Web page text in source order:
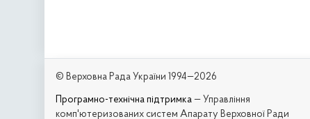
© Верховна Рада України 1994—2026
Програмно-технічна підтримка — Управління
комп'ютеризованих систем Апарату Верховної Ради